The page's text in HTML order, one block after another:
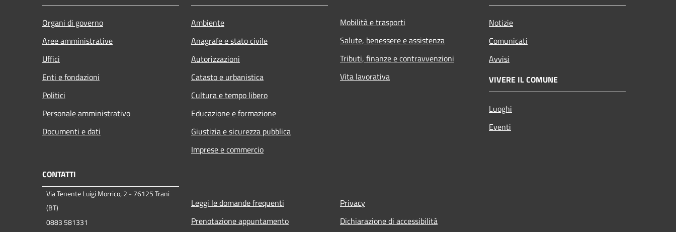
Organi di governo
Aree amministrative
Uffici
Enti e fondazioni
Politici
Personale amministrativo
Documenti e dati
Ambiente
Anagrafe e stato civile
Autorizzazioni
Catasto e urbanistica
Cultura e tempo libero
Educazione e formazione
Giustizia e sicurezza pubblica
Imprese e commercio
Mobilità e trasporti
Salute, benessere e assistenza
Tributi, finanze e contravvenzioni
Vita lavorativa
Notizie
Comunicati
Avvisi
VIVERE IL COMUNE
Luoghi
Eventi
CONTATTI
Via Tenente Luigi Morrico, 2 - 76125 Trani
(BT)
0883 581331
Leggi le domande frequenti
Prenotazione appuntamento
Privacy
Dichiarazione di accessibilità